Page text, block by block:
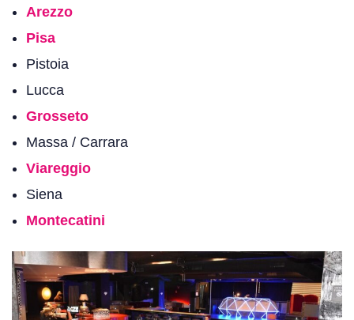
Arezzo
Pisa
Pistoia
Lucca
Grosseto
Massa / Carrara
Viareggio
Siena
Montecatini